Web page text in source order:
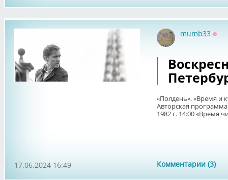
mumb33
«Полдень». «Время и
Авторская
1982 г. 14:00 «Время
Комментарии (3)
17.06.2024 16:49